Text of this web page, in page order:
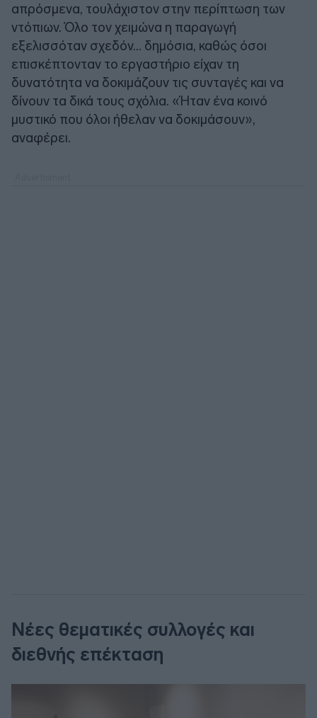
απρόσμενα, τουλάχιστον στην περίπτωση των
ντόπιων. Όλο τον χειμώνα η παραγωγή
εξελισσόταν σχεδόν... δημόσια, καθώς όσοι
επισκέπτονταν το εργαστήριο είχαν τη
δυνατότητα να δοκιμάζουν τις συνταγές και να
δίνουν τα δικά τους σχόλια. «Ήταν ένα κοινό
μυστικό που όλοι ήθελαν να δοκιμάσουν»,
αναφέρει.
Νέες θεματικές συλλογές και
διεθνής επέκταση